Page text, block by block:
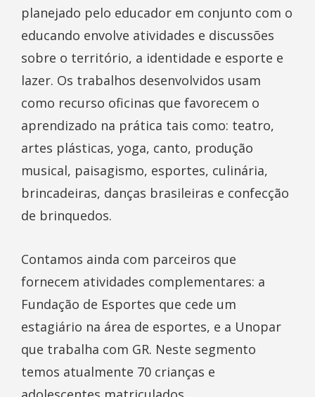
planejado pelo educador em conjunto com o
educando envolve atividades e discussões
sobre o território, a identidade e esporte e
lazer. Os trabalhos desenvolvidos usam
como recurso oficinas que favorecem o
aprendizado na prática tais como: teatro,
artes plásticas, yoga, canto, produção
musical, paisagismo, esportes, culinária,
brincadeiras, danças brasileiras e confecção
de brinquedos.
Contamos ainda com parceiros que
fornecem atividades complementares: a
Fundação de Esportes que cede um
estagiário na área de esportes, e a Unopar
que trabalha com GR. Neste segmento
temos atualmente 70 crianças e